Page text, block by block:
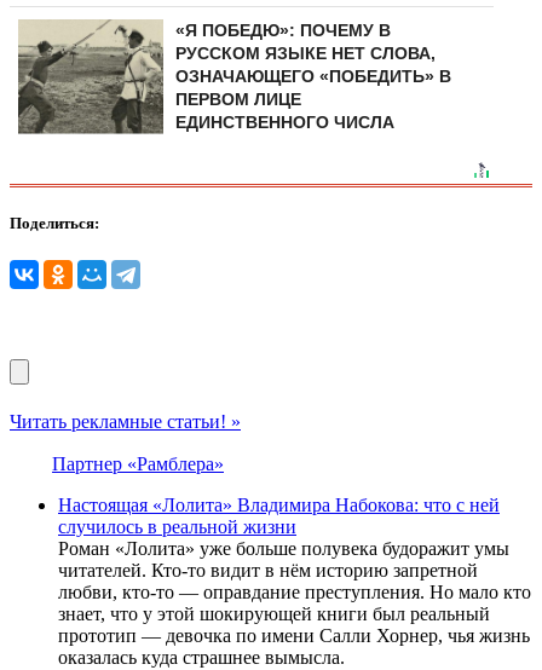
«Я ПОБЕДЮ»: ПОЧЕМУ В
РУССКОМ ЯЗЫКЕ НЕТ СЛОВА,
ОЗНАЧАЮЩЕГО «ПОБЕДИТЬ» В
ПЕРВОМ ЛИЦЕ
ЕДИНСТВЕННОГО ЧИСЛА
Поделиться:
Читать рекламные статьи! »
Партнер «Рамблера»
Настоящая «Лолита» Владимира Набокова: что с ней
случилось в реальной жизни
Роман «Лолита» уже больше полувека будоражит умы
читателей. Кто-то видит в нём историю запретной
любви, кто-то — оправдание преступления. Но мало кто
знает, что у этой шокирующей книги был реальный
прототип — девочка по имени Салли Хорнер, чья жизнь
оказалась куда страшнее вымысла.